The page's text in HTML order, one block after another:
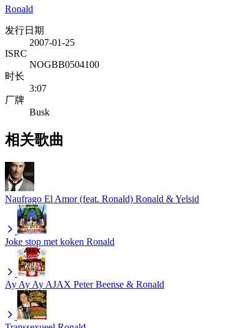
Ronald
发行日期
2007-01-25
ISRC
NOGBB0504100
时长
3:07
厂牌
Busk
相关歌曲
Naufrago El Amor (feat. Ronald) Ronald & Yelsid
Joke stop met koken Ronald
Ay Ay Ay AJAX Peter Beense & Ronald